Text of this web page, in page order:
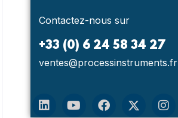
Contactez-nous sur
+33 (0) 6 24 58 34 27
ventes@processinstruments.fr